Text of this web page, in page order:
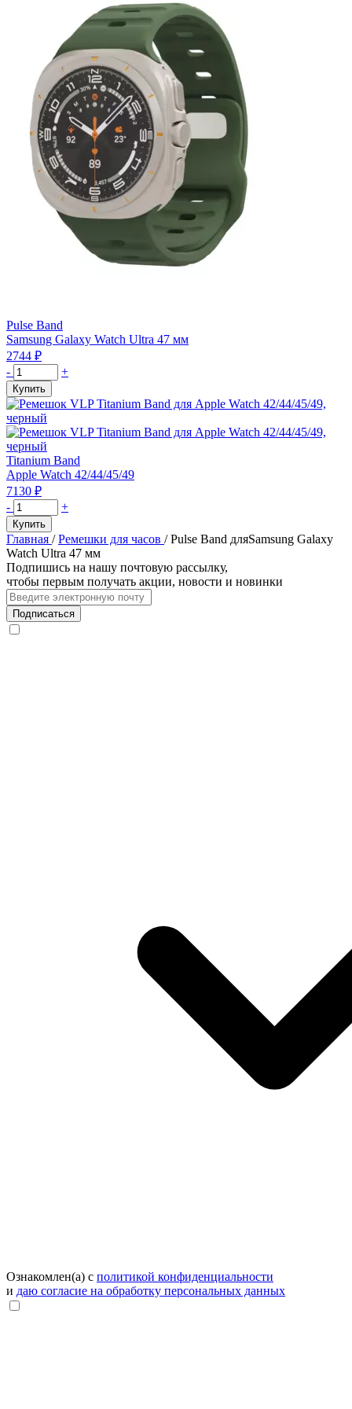
черный
Pulse Band
Samsung Galaxy Watch Ultra 47 мм
2744 ₽
Количество
товара
Ремешок
силиконовый
VLP
Pulse
Band
для
Samsung
Watch
Ultra
47
мм,
зеленый
- +
Купить
Titanium Band
Apple Watch 42/44/45/49
7130 ₽
Количество
товара
Ремешок
VLP
Titanium
Band
для
Apple
Watch
42/44/45/49,
- +
Купить
Главная / Ремешки для часов / Pulse Band дляSamsung Galaxy
Watch Ultra 47 мм
Подпишись на нашу почтовую рассылку,
чтобы первым получать акции, новости и новинки
Подписаться
Ознакомлен(а) с политикой конфиденциальности
и даю согласие на обработку персональных данных